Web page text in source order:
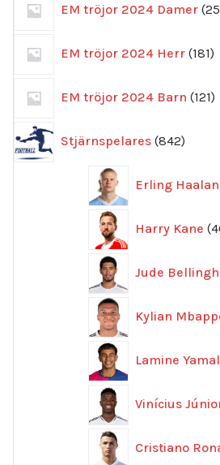
EM tröjor 2024 Damer 25
EM tröjor 2024 Herr 181
EM tröjor 2024 Barn 121
Stjärnspelares 842
Erling
Harry Kane
Jude
Kylian
Lamine Yamal
Vinícius
Cristiano